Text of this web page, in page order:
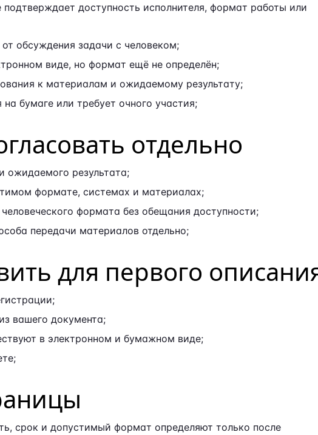
доступность исполнителя, формат работы или
обсуждения задачи с человеком;
виде, но формат ещё не определён;
к материалам и ожидаемому результату;
бумаге или требует очного участия;
отдельно
ожидаемого результата;
формате, системах и материалах;
формата без обещания доступности;
передачи материалов отдельно;
для первого
вашего документа;
в электронном и бумажном виде;
срок и допустимый формат определяют только после